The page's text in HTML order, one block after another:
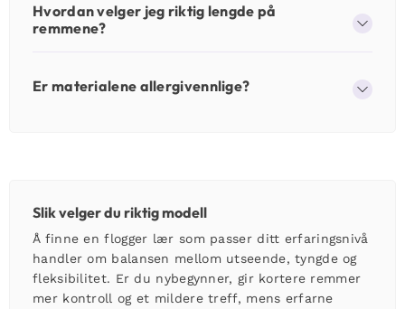
Hvordan velger jeg riktig lengde på
remmene?
Er materialene allergivennlige?
Slik velger du riktig modell
Å finne enflogger lær som passer ditt erfaringsnivå
handler om balansen mellom utseende, tyngde og
fleksibilitet. Er du nybegynner, gir kortere remmer
mer kontroll og et mildere treff, mens erfarne